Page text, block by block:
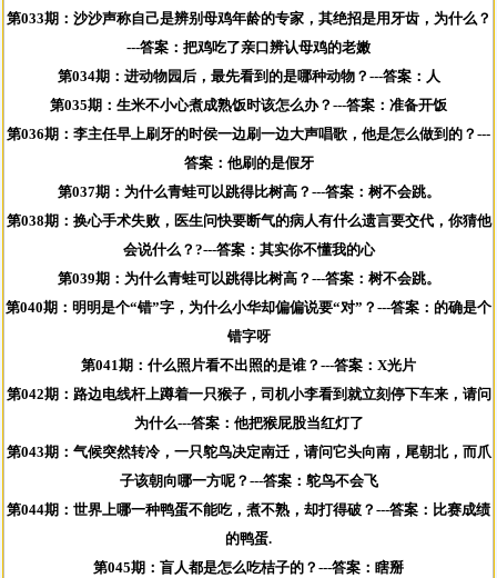
第033期：沙沙声称自己是辨别母鸡年龄的专家，其绝招是用牙齿，为什么？
---答案：把鸡吃了亲口辨认母鸡的老嫩
第034期：进动物园后，最先看到的是哪种动物？---答案：人
第035期：生米不小心煮成熟饭时该怎么办？---答案：准备开饭
第036期：李主任早上刷牙的时侯一边刷一边大声唱歌，他是怎么做到的？---
答案：他刷的是假牙
第037期：为什么青蛙可以跳得比树高？---答案：树不会跳。
第038期：换心手术失败，医生问快要断气的病人有什么遗言要交代，你猜他
会说什么？?---答案：其实你不懂我的心
第039期：为什么青蛙可以跳得比树高？---答案：树不会跳。
第040期：明明是个“错”字，为什么小华却偏偏说要“对”？---答案：的确是个
错字呀
第041期：什么照片看不出照的是谁？---答案：X光片
第042期：路边电线杆上蹲着一只猴子，司机小李看到就立刻停下车来，请问
为什么---答案：他把猴屁股当红灯了
第043期：气候突然转冷，一只鸵鸟决定南迁，请问它头向南，尾朝北，而爪
子该朝向哪一方呢？---答案：鸵鸟不会飞
第044期：世界上哪一种鸭蛋不能吃，煮不熟，却打得破？---答案：比赛成绩
的鸭蛋.
第045期：盲人都是怎么吃桔子的？---答案：瞎掰